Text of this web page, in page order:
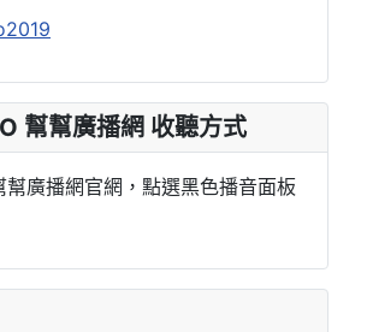
幫幫廣播網 收聽方式
幫廣播網官網，點選黑色播音面板